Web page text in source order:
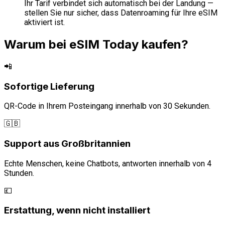
Ihr Tarif verbindet sich automatisch bei der Landung —
stellen Sie nur sicher, dass Datenroaming für Ihre eSIM
aktiviert ist.
Warum bei eSIM Today kaufen?
📲
Sofortige Lieferung
QR-Code in Ihrem Posteingang innerhalb von 30 Sekunden.
🇬🇧
Support aus Großbritannien
Echte Menschen, keine Chatbots, antworten innerhalb von 4
Stunden.
💷
Erstattung, wenn nicht installiert